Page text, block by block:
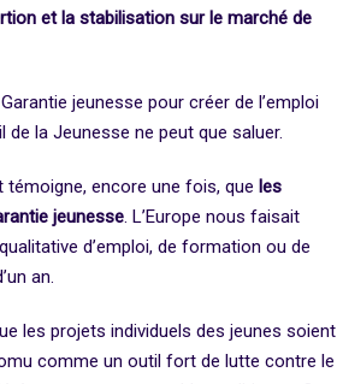
et la stabilisation sur le marché de
jeunesse pour créer de l’emploi
la Jeunesse ne peut que saluer.
encore une fois, que les
jeunesse. L’Europe nous faisait
d’emploi, de formation ou de
an.
les projets individuels des jeunes soient
comme un outil fort de lutte contre le